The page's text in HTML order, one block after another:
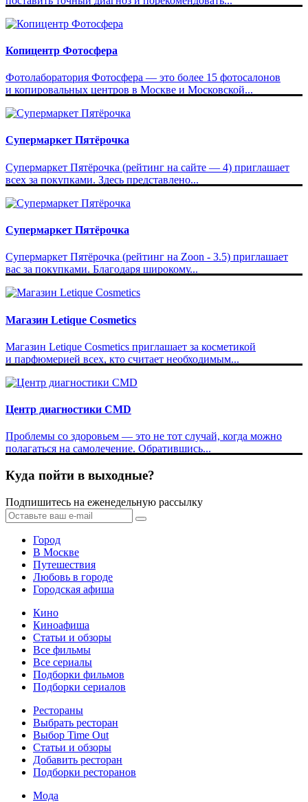
Копицентр Фотосфера
Фотолаборатория Фотосфера — это более 15 фотосалонов
и копировальных центров в Москве и Московской...
Супермаркет Пятёрочка
Супермаркет Пятёрочка (рейтинг на сайте — 4) приглашает
всех за покупками. Здесь представлено...
Супермаркет Пятёрочка
Супермаркет Пятёрочка (рейтинг на Zoon - 3.5) приглашает
вас за покупками. Благодаря широкому...
Магазин Letique Cosmetics
Магазин Letique Cosmetics приглашает за косметикой
и парфюмерией всех, кто считает необходимым...
Центр диагностики CMD
Проблемы со здоровьем — это не тот случай, когда можно
полагаться на самолечение. Обратившись...
Куда пойти в выходные?
Подпишитесь на еженедельную рассылку
Город
В Москве
Путешествия
Любовь в городе
Городская афиша
Кино
Киноафиша
Статьи и обзоры
Все фильмы
Все сериалы
Подборки фильмов
Подборки сериалов
Рестораны
Выбрать ресторан
Выбор Time Out
Статьи и обзоры
Добавить ресторан
Подборки ресторанов
Мода